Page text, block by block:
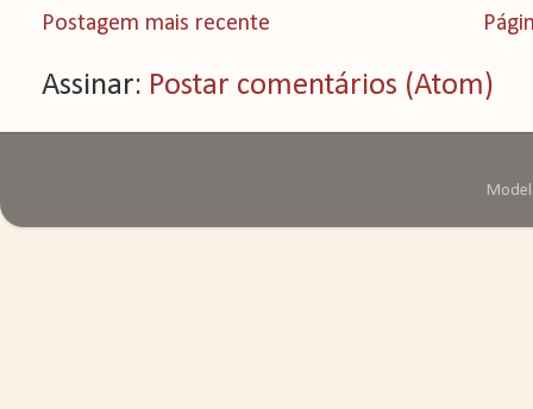
Postagem mais recente
Assinar: Postar comentários (Atom)